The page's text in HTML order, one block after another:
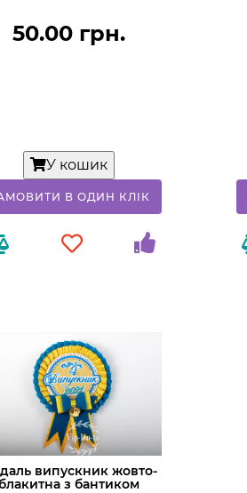
50.00 грн.
У кошик
В ОДИН КЛIК
випускник жовто-
з бантиком